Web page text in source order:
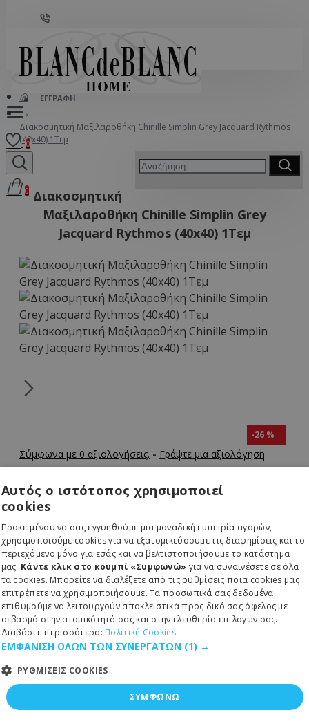
ΣΎΝΔΕΣΗ
ΕΓΓΡΑΦΉ
0
0
Διακοσμητική Μαξιλαροθήκη Chinille Simplin Grey Jacquard Rythmos
(40x40) 1Τεμ
Διακοσμητική
Μαξιλαροθήκη Chinille Simplin Grey
Jacquard Rythmos (40x40) 1Τεμ
-26 %
Σύμφωνα με 0 αξιολογήσεις. - Γράψτε μια αξιολόγηση
9,25€
12,50€
Κωδικός: 51-242-0065
MPN: 261-309-2721
Rythmos
Αυτός ο ιστότοπος χρησιμοποιεί
cookies
Προκειμένου να σας εγγυηθούμε μια μοναδική εμπειρία αγορών,
χρησιμοποιούμε cookies για να εξατομικεύσουμε τις διαφημίσεις και το
περιεχόμενο μόνο για εσάς και να βελτιστοποιήσουμε το κατάστημα
μας. Κάντε κλικ στο κουμπί «Συμφωνώ» για να συναινέσετε σε όλα
τα cookies. Μπορείτε να διαλέξετε από τις ρυθμίσεις ποια cookies μας
επιτρέπετε να χρησιμοποιήσουμε. Τα προσωπικά σας δεδομένα
επιθυμούμε να λειτουργούν αποκλειστικά προς δικό σας όφελος με
σεβασμό στην ατομικότητά σας και στην ελευθερία επιλογών σας.
Διαβάστε περισσότερα: Πολιτική Cookies
ΕΜΦΑΝΙΣΗ ΟΛΩΝ ΤΩΝ ΣΥΝΕΡΓΑΤΩΝ (1) →
ΡΥΘΜΙΣΕΙΣ COOKIES
ΣΥΜΦΩΝΩ